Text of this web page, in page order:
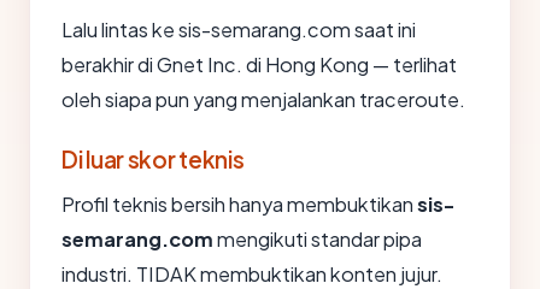
Lalu lintas ke sis-semarang.com saat ini
berakhir di Gnet Inc. di Hong Kong — terlihat
oleh siapa pun yang menjalankan traceroute.
Di luar skor teknis
Profil teknis bersih hanya membuktikansis-
semarang.commengikuti standar pipa
industri. TIDAK membuktikan konten jujur.